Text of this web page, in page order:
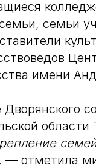
семьи
имени
области
— отметила